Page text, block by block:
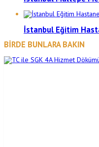
İstanbul Eğitim
BİRDE BUNLARA BAKIN